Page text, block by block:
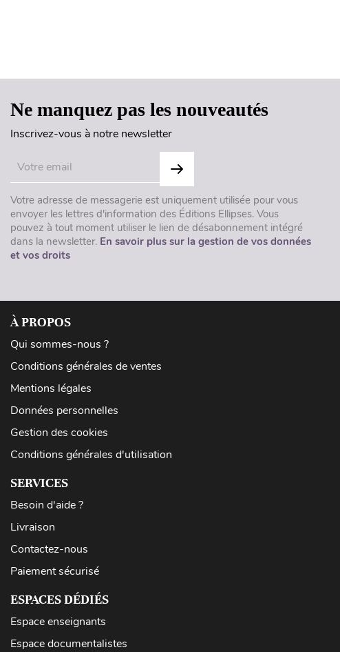
Ne manquez pas les nouveautés
Inscrivez-vous à notre newsletter
Votre adresse de messagerie est uniquement utilisée pour vous
envoyer les lettres d'information des Éditions Ellipses. Vous
pouvez à tout moment utiliser le lien de désabonnement intégré
dans la newsletter. En savoir plus sur la gestion de vos données
et vos droits
À PROPOS
Qui sommes-nous ?
Conditions générales de ventes
Mentions légales
Données personnelles
Gestion des cookies
Conditions générales d'utilisation
SERVICES
Besoin d'aide ?
Livraison
Contactez-nous
Paiement sécurisé
ESPACES DÉDIÉS
Espace enseignants
Espace documentalistes